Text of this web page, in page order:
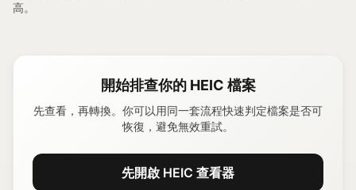
高。
開始排查你的 HEIC 檔案
先查看，再轉換。你可以用同一套流程快速判定檔案是否可
恢復，避免無效重試。
先開啟 HEIC 查看器